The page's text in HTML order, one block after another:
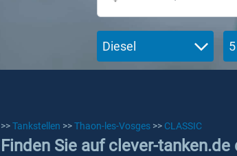
Diesel
>>Tankstellen >>Thaon-les-Vosges >> CLASSIC
Finden Sie auf clever-